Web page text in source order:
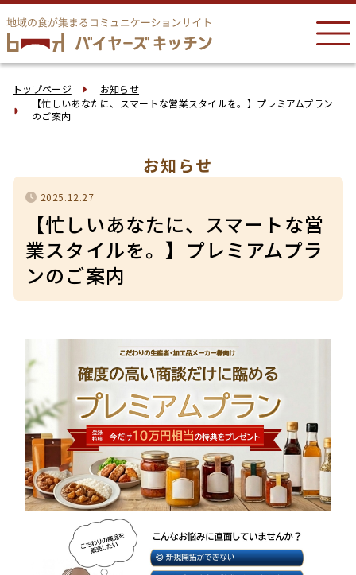
トップページ
お知らせ
【忙しいあなたに、スマートな営業スタイルを。】プレミアムプラン
のご案内
お知らせ
2025.12.27
【忙しいあなたに、スマートな営
業スタイルを。】プレミアムプラ
ンのご案内